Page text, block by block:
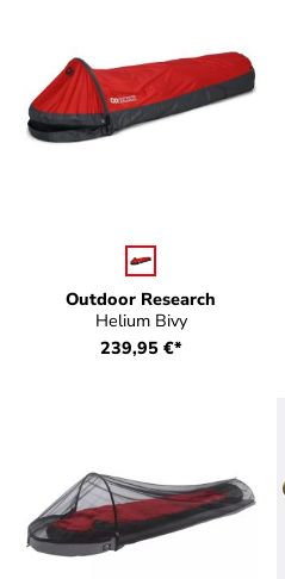
Outdoor Research
Helium Bivy
auswählen
239,95 €*